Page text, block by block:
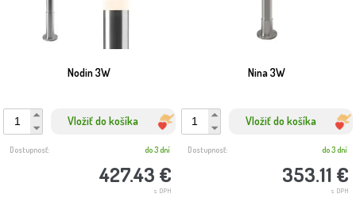
Nodin 3W
Vložiť do košíka
427.43 €
s DPH
Dostupnosť: do 3 dní
Nina 3W
Vložiť do košíka
353.11 €
s DPH
Dostupnosť: do 3 dní